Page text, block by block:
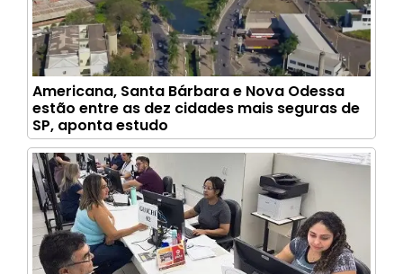
Americana, Santa Bárbara e Nova Odessa
estão entre as dez cidades mais seguras de
SP, aponta estudo